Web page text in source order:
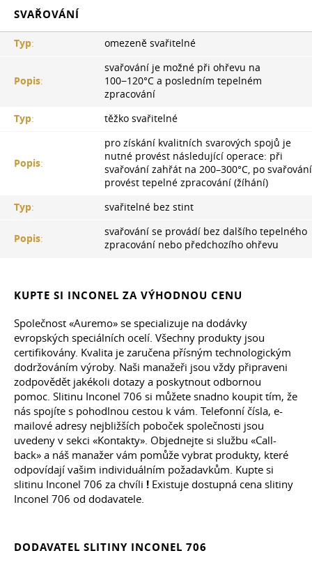
SVAŘOVÁNÍ
Typ: omezeně svařitelné
Popis:
svařování je možné při ohřevu na
100−120°С a posledním tepelném
zpracování
Typ: těžko svařitelné
Popis:
pro získání kvalitních svarových spojů je
nutné provést následující operace: při
svařování zahřát na 200–300°C, po svařování
provést tepelné zpracování (žíhání)
Typ: svařitelné bez stint
Popis:
svařování se provádí bez dalšího tepelného
zpracování nebo předchozího ohřevu
KUPTE SI INCONEL ZA VÝHODNOU CENU
Společnost «Auremo» se specializuje na dodávky
evropských speciálních ocelí. Všechny produkty jsou
certifikovány. Kvalita je zaručena přísným technologickým
dodržováním výroby. Naši manažeři jsou vždy připraveni
zodpovědět jakékoli dotazy a poskytnout odbornou
pomoc. Slitinu Inconel 706 si můžete snadno koupit tím, že
nás spojíte s pohodlnou cestou k vám. Telefonní čísla, e-
mailové adresy nejbližších poboček společnosti jsou
uvedeny v sekci «Kontakty». Objednejte si službu «Call-
back» a náš manažer vám pomůže vybrat produkty, které
odpovídají vašim individuálním požadavkům. Kupte si
slitinu Inconel 706 za chvíli ! Existuje dostupná cena slitiny
Inconel 706 od dodavatele.
DODAVATEL SLITINY INCONEL 706